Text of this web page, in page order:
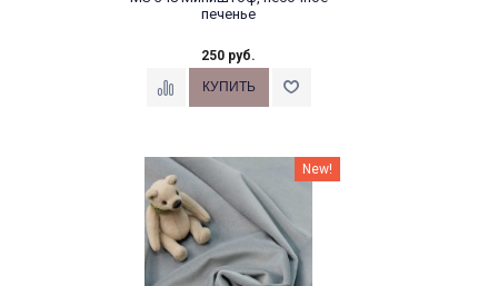
печенье
250 руб.
New!